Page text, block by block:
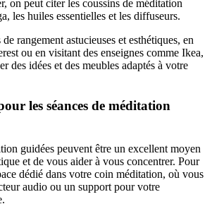
on peut citer les coussins de méditation
les huiles essentielles et les diffuseurs.
rangement astucieuses et esthétiques, en
ou en visitant des enseignes comme Ikea,
des idées et des meubles adaptés à votre
les séances de méditation
guidées peuvent être un excellent moyen
et de vous aider à vous concentrer. Pour
dédié dans votre coin méditation, où vous
audio ou un support pour votre